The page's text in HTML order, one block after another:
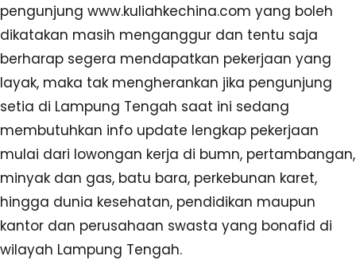
pengunjung www.kuliahkechina.com yang boleh
dikatakan masih menganggur dan tentu saja
berharap segera mendapatkan pekerjaan yang
layak, maka tak mengherankan jika pengunjung
setia di Lampung Tengah saat ini sedang
membutuhkan info update lengkap pekerjaan
mulai dari lowongan kerja di bumn, pertambangan,
minyak dan gas, batu bara, perkebunan karet,
hingga dunia kesehatan, pendidikan maupun
kantor dan perusahaan swasta yang bonafid di
wilayah Lampung Tengah.